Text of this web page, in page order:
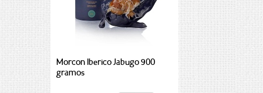
Morcon Iberico Jabugo 900
gramos